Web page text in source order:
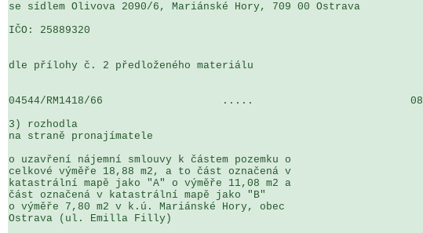
se sídlem Olivova 2090/6, Mariánské Hory, 709 00 Ostrava
IČO: 25889320
dle přílohy č. 2 předloženého materiálu
04544/RM1418/66                   .....                         08
3) rozhodla
na straně pronajímatele
o uzavření nájemní smlouvy k částem pozemku o
celkové výměře 18,88 m2, a to část označená v
katastrální mapě jako "A" o výměře 11,08 m2 a
část označená v katastrální mapě jako "B"
o výměře 7,80 m2 v k.ú. Mariánské Hory, obec
Ostrava (ul. Emilla Filly)